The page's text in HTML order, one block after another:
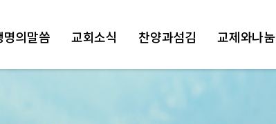
명의말씀 교회소식 찬양과섬김 교제와나눔